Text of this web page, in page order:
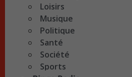
Loisirs
Musique
Politique
Santé
Société
Sports